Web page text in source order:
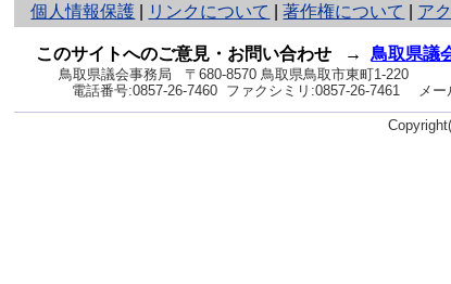
個人情報保護
と
り
ネ
ッ
ト
へ
リンクについて |著作権について ア
このサイトへのご意見・お問い合わせ →鳥取県議
鳥取県議会事務局
〒680-8570 鳥取県鳥取市東町1-220
電話番号:0857-26-7460 ファクシミリ:0857-26-7461 メー